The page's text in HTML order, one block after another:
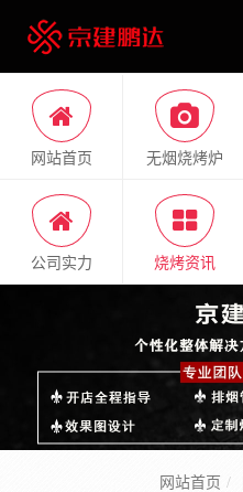
网站首页 无烟烧烤炉
公司实力 烧烤资讯
网站首页